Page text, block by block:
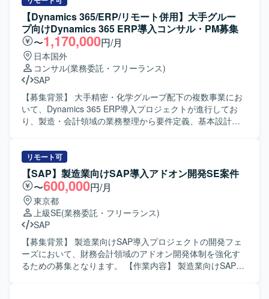
基盤の構築・連携方針の検討、要件整理、設計支援などを
行っていただきます。PMは全体計画策定や進行管理、課題
管理、ステークホルダー調整を担い、コンサルタントは各
モジュールの要件定義、Fit&Gap、設計レビュー、受入支援
などをリードしていただきます。 【求める人物像】 グロー
バルプロジェクト環境において主体的にコミュニケーショ
ンを図り、関係者と協調しながら物事を前に進められる方
を求めております。お客様の業務を理解したうえで、論理
的に説明しつつ合意形成をリードできる方、変化のある状
況でも柔軟に対応いただける方が望ましいです。 【ポジシ
数モジュールにまたがる業務・システム領域を経験できる
とともに、可視化基盤の構築にも関わることで、上流工程
から基盤構想まで幅広い経験を積むことができます。グロ
ーバル環境でのプロジェクト推進を通じて、英語力やマル
チカルチャーコミュニケーションのスキル向上も期待でき
ます。 【開発環境】 SAPを中心とした基幹システムおよび
可視化基盤を対象とした環境でのプロジェクトとなりま
す。
【Dynamics 365/ERP/リモート併用】大手グルー
プ向けDynamics 365 ERP導入コンサル・PM募集
〜1,170,000円/月
日本国外
コンサル(業務委託・フリーランス)
SAP
【募集背景】 大手精密・化学グループ配下の複数事業にお
いて、Dynamics 365 ERP導入プロジェクトが進行してお
り、製造・会計領域の業務整理から要件定義、基本設計、
Dynamics 365 BC/FO導入プロジェクトにおける要件定義お
よび基本設計を実施いたします。 ・Fit-to-
Standard（BC）、Fit & Gap（FO）の観点で現行業務と標
準機能の差分整理、課題抽出、対応方針の検討を行いま
す。 ・製造または会計領域における業務プロセスの整理
や、業務フロー・業務要件の整理・ドキュメント化を行い
ます。 ・中堅向けERP（BC）導入や製造・会計向け
ERP（FO）導入など、複数プロジェクトにまたがり上流工
程をリードいただきます。 ・プロジェクト全体の進行管
理、課題管理、ステークホルダーとの調整などPM/PMOと
リモート可
【SAP】製造業向けSAP導入アドオン開発SE案件
〜600,000円/月
東京都
上級SE(業務委託・フリーランス)
SAP
【募集背景】 製造業向けSAP導入プロジェクトの開発フェ
ーズにおいて、財務会計領域のアドオン開発体制を強化す
るための募集となります。 【作業内容】 製造業向けSAP導